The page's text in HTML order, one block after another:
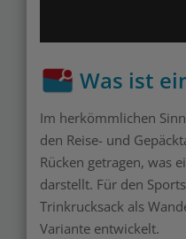
Was ist
Im herkömmlichen
den Reise- und
Rücken getragen, was
darstellt. Für den
Trinkrucksack als
Variante entwickelt.